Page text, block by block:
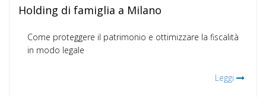
Holding di famiglia a Milano
Come proteggere il patrimonio e ottimizzare la fiscalità
in modo legale
Leggi